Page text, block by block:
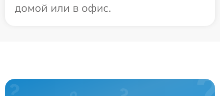
домой или в офис.